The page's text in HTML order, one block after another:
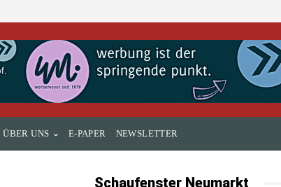
ÜBER UNS E-PAPER NEWSLETTER
Schaufenster Neumarkt